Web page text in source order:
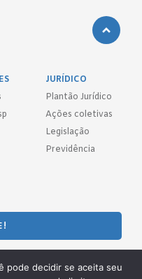
JURÍDICO
Plantão Jurídico
Ações coletivas
Legislação
Previdência
pode decidir se aceita seu